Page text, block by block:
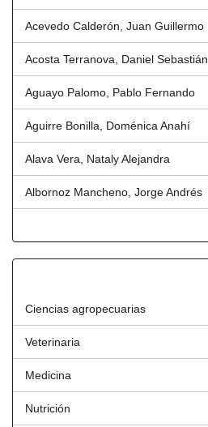
Acevedo Calderón, Juan Guillermo
Acosta Terranova, Daniel Sebastián
Aguayo Palomo, Pablo Fernando
Aguirre Bonilla, Doménica Anahí
Alava Vera, Nataly Alejandra
Albornoz Mancheno, Jorge Andrés
Ciencias agropecuarias
Veterinaria
Medicina
Nutrición